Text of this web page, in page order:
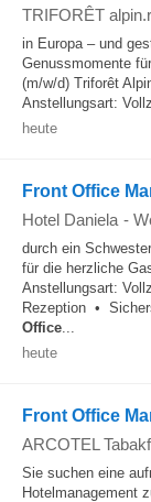
TRIFORÊT
in Europa – und
Genussmomente
(m/w/d) Triforêt
Anstellungsart:
heute
Front Office
Hotel Daniela -
durch ein
für die herzliche
Anstellungsart:
Rezeption •
Office...
heute
Front Office
ARCOTEL
Sie suchen eine
Hotelmanagement